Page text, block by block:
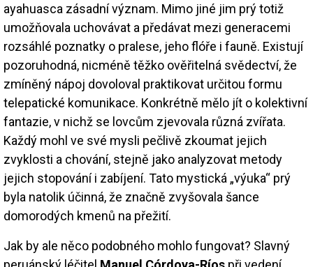
ayahuasca zásadní význam. Mimo jiné jim prý totiž
umožňovala uchovávat a předávat mezi generacemi
rozsáhlé poznatky o pralese, jeho flóře i fauně. Existují
pozoruhodná, nicméně těžko ověřitelná svědectví, že
zmíněný nápoj dovoloval praktikovat určitou formu
telepatické komunikace. Konkrétně mělo jít o kolektivní
fantazie, v nichž se lovcům zjevovala různá zvířata.
Každý mohl ve své mysli pečlivě zkoumat jejich
zvyklosti a chování, stejně jako analyzovat metody
jejich stopování i zabíjení. Tato mystická „výuka“ prý
byla natolik účinná, že značně zvyšovala šance
domorodých kmenů na přežití.
Jak by ale něco podobného mohlo fungovat? Slavný